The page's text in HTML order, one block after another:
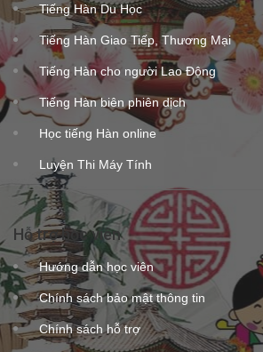
Tiếng Hàn Du Học
Tiếng Hàn Giao Tiếp, Thương Mại
Tiếng Hàn cho người Lao Động
Tiếng Hàn biên phiên dịch
Học tiếng Hàn online
Luyện Thi Máy Tính
Hỗ trợ học viên
Hướng dẫn học viên
Chính sách bảo mật thông tin
Chính sách hỗ trợ